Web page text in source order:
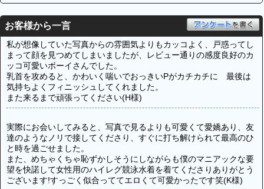
お客様から一言
私が想像していた写真からの雰囲気よりもカッコよく、戸惑ってし
まって顔を見つめてしまいましたが、レビュー通りの感度良好のカ
ッコ可愛いボーイさんでした。
乳首を攻めると、かわいく喘いでおっきいPがカチカチに 最後は
気持ちよくフィニッシュしてくれました。
また来るまで頑張ってください(H様)
実際にお会いしてみると、写真で見るよりも可愛くて愛嬌あり、友
達のようなノリで接してくださり、すぐに打ち解けられて最高のひ
と時を過ごせました。
また、めちゃくちゃ恥ずかしそうにしながらも僕のマニアックな要
望を快諾して女性用のハイレグ競泳水着を着てくださりありがとう
ございます!すっごく似合っててエロくて可愛かったです笑(K様)